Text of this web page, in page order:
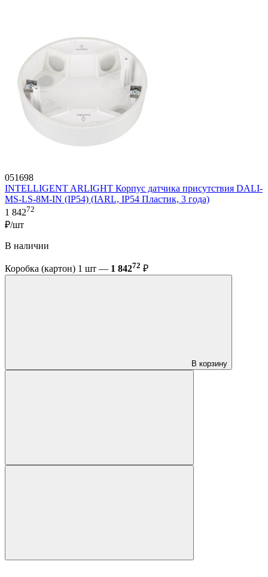
051698
INTELLIGENT ARLIGHT Корпус датчика присутствия DALI-
MS-LS-8M-IN (IP54) (IARL, IP54 Пластик, 3 года)
1 84272
₽/шт
В наличии
Коробка (картон) 1 шт — 1 84272 ₽
В корзину